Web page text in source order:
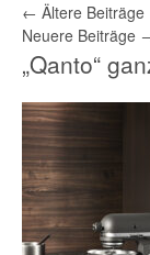
← Ältere Beiträge
Neuere Beiträge
„Qanto“